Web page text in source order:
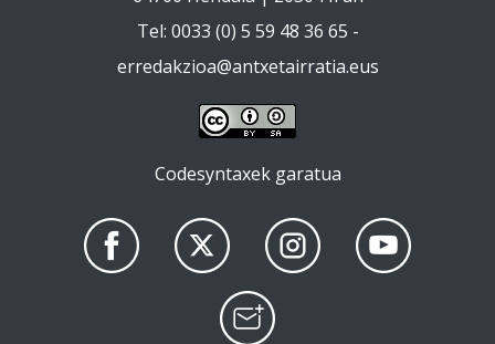
Tel: 0033 (0) 5 59 48 36 65 -
erredakzioa@antxetairratia.eus
Codesyntaxek garatua